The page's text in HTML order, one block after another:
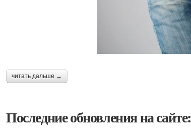
читать дальше →
Последние обновления на сайте: